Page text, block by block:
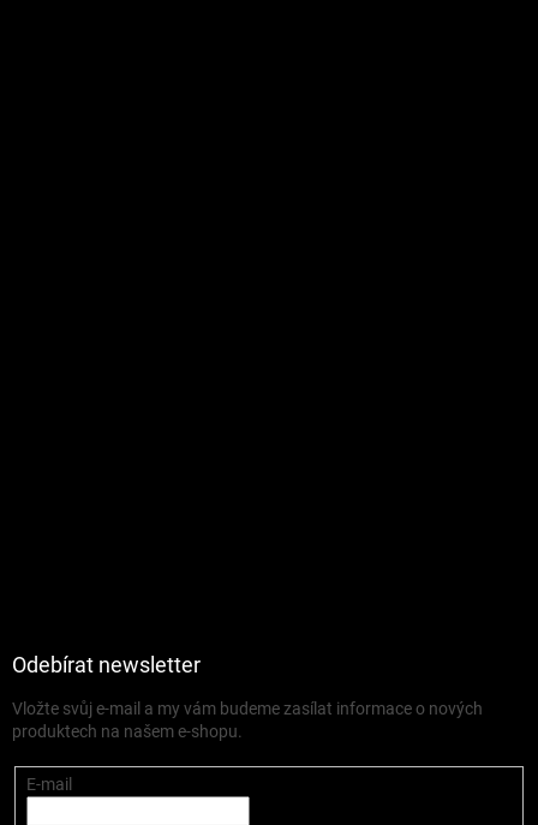
Odebírat newsletter
Vložte svůj e-mail a my vám budeme zasílat informace o nových
produktech na našem e-shopu.
E-mail